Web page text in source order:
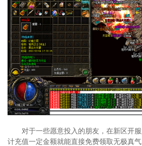
对于一些愿意投入的朋友，在新区开
计充值一定金额就能直接免费领取无极真